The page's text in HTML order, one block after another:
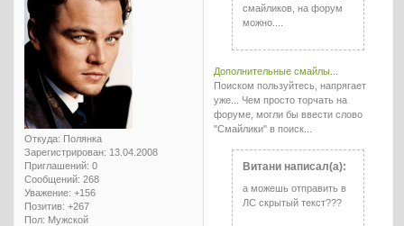
Откуда: Полянка
Зарегистрирован: 13.04.2008
Приглашений: 0
Сообщений: 268
Уважение: +156
Позитив: +267
Пол: Мужской
смайликов, на форум
можно....
Дополнительные смайлы
Поиском пользуйтесь, напрягает
уже... Чем просто торчать на
форуме, могли бы ввести слово
"Смайлики" в поиск...
Витани написал(а):
а можешь отправить в
ЛС скрытый текст???